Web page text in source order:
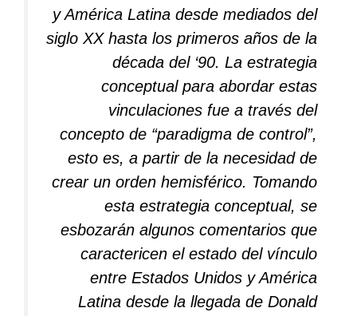
y América Latina desde mediados del
siglo XX hasta los primeros años de la
década del ‘90. La estrategia
conceptual para abordar estas
vinculaciones fue a través del
concepto de “paradigma de control”,
esto es, a partir de la necesidad de
crear un orden hemisférico. Tomando
esta estrategia conceptual, se
esbozarán algunos comentarios que
caractericen el estado del vínculo
entre Estados Unidos y América
Latina desde la llegada de Donald